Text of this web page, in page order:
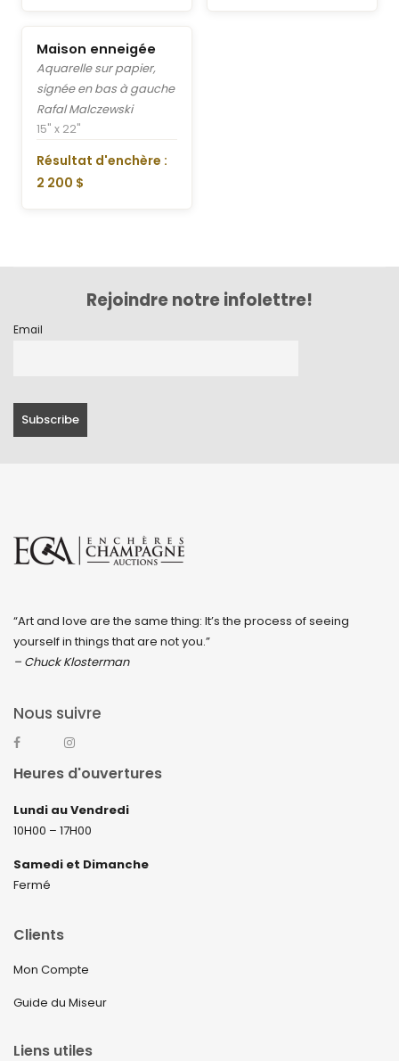
Maison enneigée
Aquarelle sur papier,
signée en bas à gauche
Rafal Malczewski
15" x 22"
Résultat d'enchère :
2 200 $
Rejoindre notre infolettre!
Email
“Art and love are the same thing: It’s the process of seeing
yourself in things that are not you.”
– Chuck Klosterman
Nous suivre
Heures d'ouvertures
Lundi au Vendredi
10H00 – 17H00
Samedi et Dimanche
Fermé
Clients
Mon Compte
Guide du Miseur
Liens utiles